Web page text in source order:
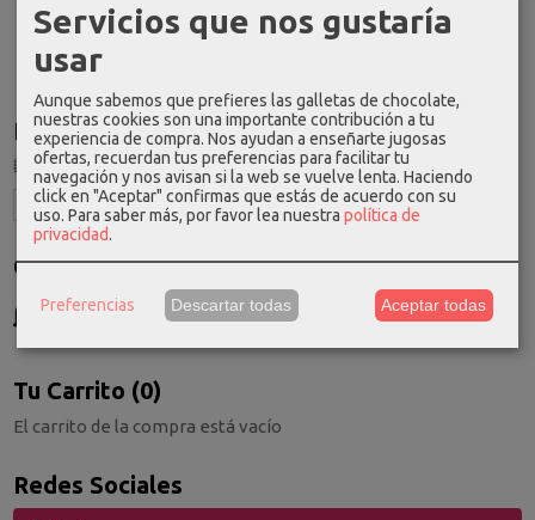
Idioma
Costes de Envío
GRATIS *
Consultar Destinos
Tu Carrito (0)
El carrito de la compra está vacío
Redes Sociales
Servicios que nos gustaría
usar
Aunque sabemos que prefieres las galletas de chocolate,
nuestras cookies son una importante contribución a tu
experiencia de compra. Nos ayudan a enseñarte jugosas
ofertas, recuerdan tus preferencias para facilitar tu
navegación y nos avisan si la web se vuelve lenta. Haciendo
click en "Aceptar" confirmas que estás de acuerdo con su
uso. Para saber más, por favor lea nuestra política de
privacidad.
Preferencias Descartar todas Aceptar todas